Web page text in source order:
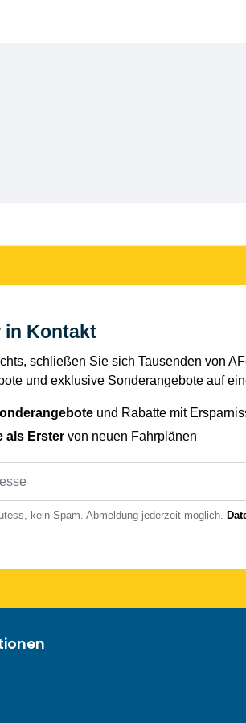
in Kontakt
schließen Sie sich Tausenden von
und exklusive Sonderangebote auf
und Rabatte mit
als Erster von neuen Fahrplänen
kein Spam. Abmeldung jederzeit möglich.